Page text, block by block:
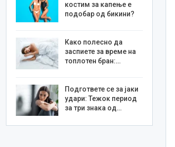
костим за капење е
подобар од бикини?
Како полесно да
заспиете за време на
топлотен бран:…
Подгответе се за јаки
удари: Тежок период
за три знака од…